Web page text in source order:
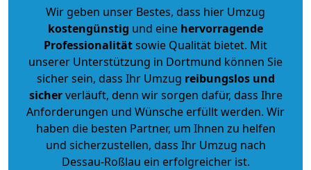
Wir geben unser Bestes, dass hier Umzug
kostengünstig und eine hervorragende
Professionalitätsowie Qualität bietet. Mit
unserer Unterstützung in Dortmund können Sie
sicher sein, dass Ihr Umzug reibungslos und
sicherverläuft, denn wir sorgen dafür, dass Ihre
Anforderungen und Wünsche erfüllt werden. Wir
haben die besten Partner, um Ihnen zu helfen
und sicherzustellen, dass Ihr Umzug nach
Dessau-Roßlau ein erfolgreicher ist.